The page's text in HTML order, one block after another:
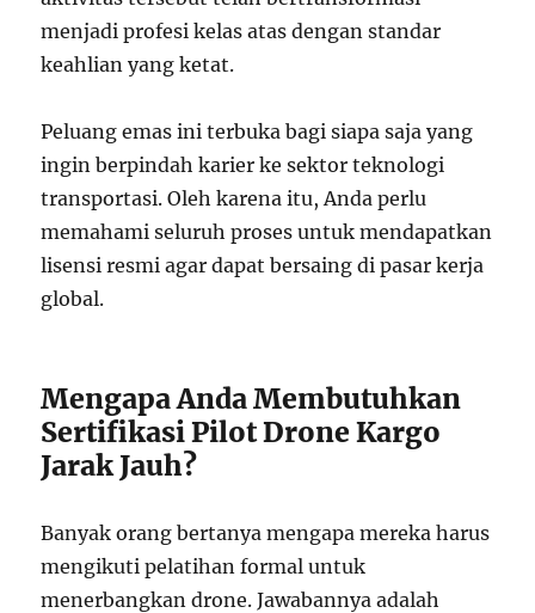
menjadi profesi kelas atas dengan standar
keahlian yang ketat.
Peluang emas ini terbuka bagi siapa saja yang
ingin berpindah karier ke sektor teknologi
transportasi. Oleh karena itu, Anda perlu
memahami seluruh proses untuk mendapatkan
lisensi resmi agar dapat bersaing di pasar kerja
global.
Mengapa Anda Membutuhkan
Sertifikasi Pilot Drone Kargo
Jarak Jauh?
Banyak orang bertanya mengapa mereka harus
mengikuti pelatihan formal untuk
menerbangkan drone. Jawabannya adalah